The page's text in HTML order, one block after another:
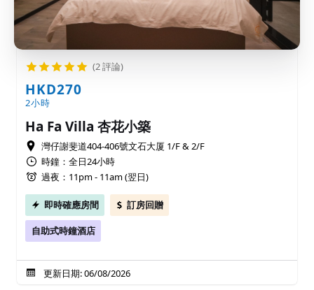
(2 評論)
HKD270
2小時
Ha Fa Villa 杏花小築
灣仔謝斐道404-406號文石大厦 1/F & 2/F
時鐘：全日24小時
過夜：11pm - 11am (翌日)
即時確應房間 訂房回贈
自助式時鐘酒店
更新日期: 06/08/2026